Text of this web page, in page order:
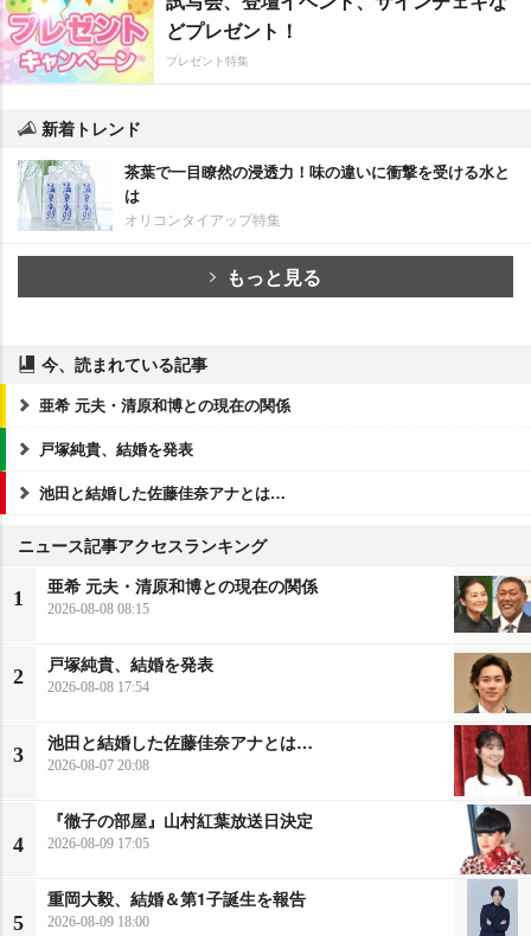
どプレゼント！
プレゼント特集
新着トレンド
茶葉で一目瞭然の浸透力！味の違いに衝撃を受ける水と
は
オリコンタイアップ特集
もっと見る
今、読まれている記事
亜希 元夫・清原和博との現在の関係
戸塚純貴、結婚を発表
池田と結婚した佐藤佳奈アナとは…
ニュース記事アクセスランキング
1
亜希 元夫・清原和博との現在の関係
2026-08-08 08:15
2
戸塚純貴、結婚を発表
2026-08-08 17:54
3
池田と結婚した佐藤佳奈アナとは…
2026-08-07 20:08
4
『徹子の部屋』山村紅葉放送日決定
2026-08-09 17:05
5
重岡大毅、結婚＆第1子誕生を報告
2026-08-09 18:00